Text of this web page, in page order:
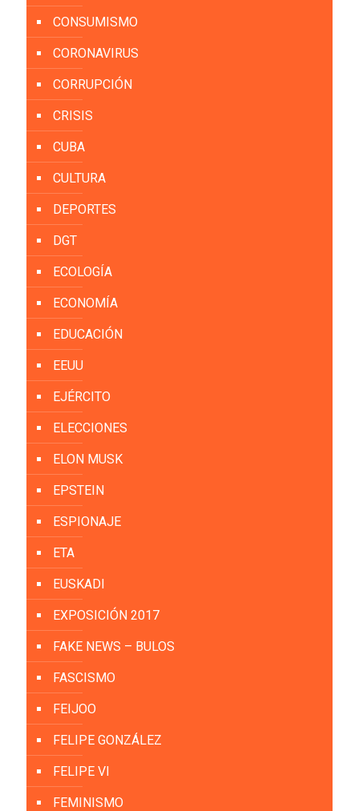
CONSUMISMO
CORONAVIRUS
CORRUPCIÓN
CRISIS
CUBA
CULTURA
DEPORTES
DGT
ECOLOGÍA
ECONOMÍA
EDUCACIÓN
EEUU
EJÉRCITO
ELECCIONES
ELON MUSK
EPSTEIN
ESPIONAJE
ETA
EUSKADI
EXPOSICIÓN 2017
FAKE NEWS – BULOS
FASCISMO
FEIJOO
FELIPE GONZÁLEZ
FELIPE VI
FEMINISMO